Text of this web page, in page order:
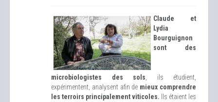
Claude et
Lydia
Bourguignon
sont des
microbiologistes des sols , ils étudient,
expérimentent, analysent afin de mieux comprendre
les terroirs principalement viticoles. Ils étaient les